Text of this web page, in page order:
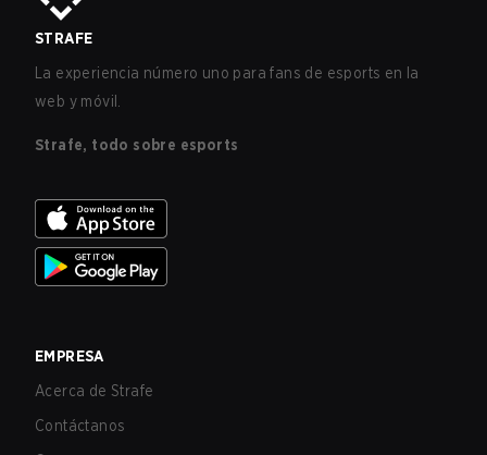
STRAFE
La experiencia número uno para fans de esports en la
web y móvil.
Strafe, todo sobre esports
EMPRESA
Acerca de Strafe
Contáctanos